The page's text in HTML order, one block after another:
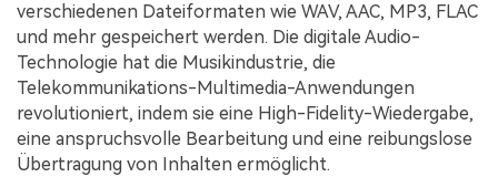
verschiedenen Dateiformaten wie WAV, AAC, MP3, FLAC
und mehr gespeichert werden. Die digitale Audio-
Technologie hat die Musikindustrie, die
Telekommunikations-Multimedia-Anwendungen
revolutioniert, indem sie eine High-Fidelity-Wiedergabe,
eine anspruchsvolle Bearbeitung und eine reibungslose
Übertragung von Inhalten ermöglicht.